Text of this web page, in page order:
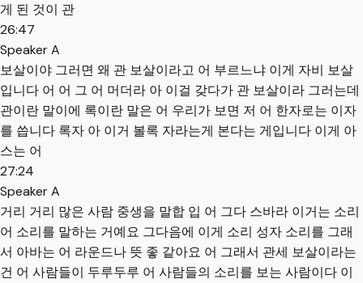
게 된 것이 관
26:47
Speaker A
보살이야 그러면 왜 관 보살이라고 어 부르느냐 이게 자비 보살
입니다 어 어 그 어 머더라 아 이걸 갖다가 관 보살이라 그러는데
관이란 말이에 록이란 말은 어 우리가 보면 저 어 한자로는 이자
를 씁니다 록자 아 이거 볼록 자라는게 본다는 게입니다 이게 아
스는 어
27:24
Speaker A
거리 거리 많은 사람 중생을 말합 입 어 그다 스바라 이거는 소리
어 소리를 말하는 거예요 그다음에 이게 소리 성자 소리를 그래
서 아바는 어 라운드나 뜻 좋 같아요 어 그래서 관세 보살이라는
건 어 사람들이 두루두루 어 사람들의 소리를 보는 사람이다 이